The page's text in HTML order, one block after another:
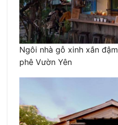
Ngôi nhà gỗ xinh xắn
phê Vườn Yên